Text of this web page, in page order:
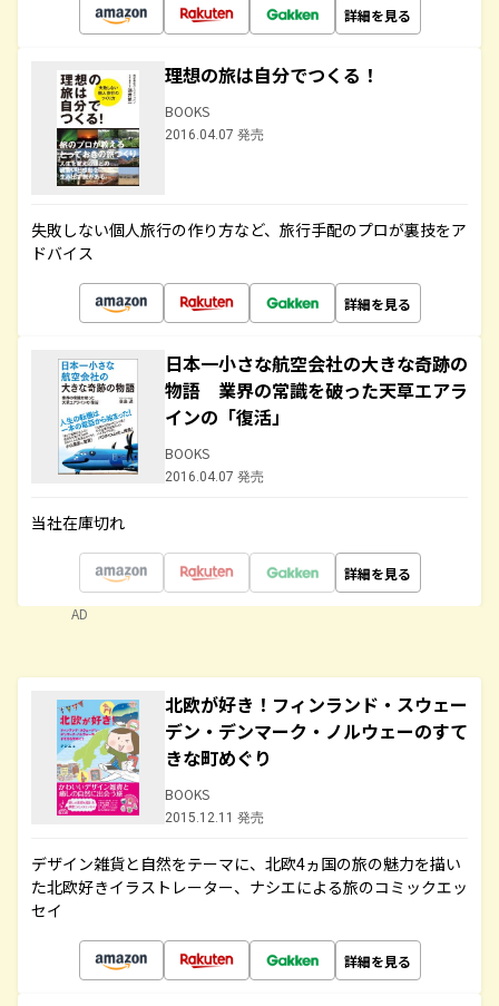
詳細を見る
理想の旅は自分でつくる！
BOOKS
2016.04.07 発売
失敗しない個人旅行の作り方など、旅行手配のプロが裏技をア
ドバイス
詳細を見る
日本一小さな航空会社の大きな奇跡の
物語 業界の常識を破った天草エアラ
インの「復活」
BOOKS
2016.04.07 発売
当社在庫切れ
詳細を見る
AD
北欧が好き！フィンランド・スウェー
デン・デンマーク・ノルウェーのすて
きな町めぐり
BOOKS
2015.12.11 発売
デザイン雑貨と自然をテーマに、北欧4ヵ国の旅の魅力を描い
た北欧好きイラストレーター、ナシエによる旅のコミックエッ
セイ
詳細を見る